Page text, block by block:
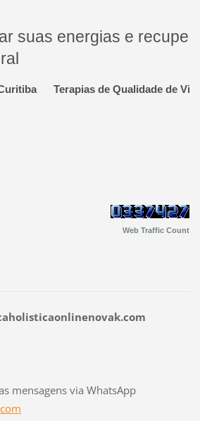
suas energias e
Terapias de Qualidade de
Web Traffic Count
mensagens via WhatsApp